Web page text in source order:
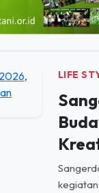
LIFE